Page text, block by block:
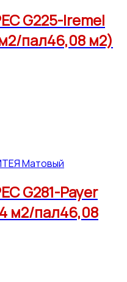
G225-Iremel
пал46,08 м2)
Матовый
G281-Payer
м2/пал46,08